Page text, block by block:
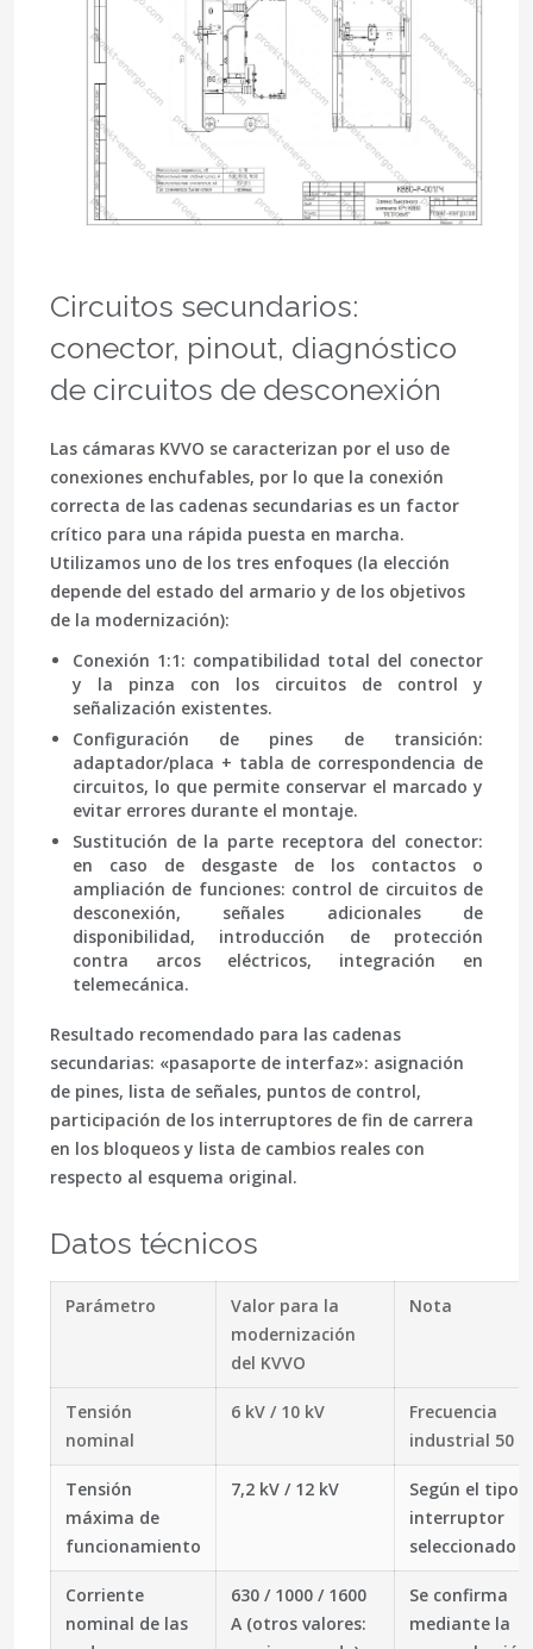
Circuitos secundarios:
conector, pinout, diagnóstico
de circuitos de desconexión
Las cámaras KVVO se caracterizan por el uso de
conexiones enchufables, por lo que la conexión
correcta de las cadenas secundarias es un factor
crítico para una rápida puesta en marcha.
Utilizamos uno de los tres enfoques (la elección
depende del estado del armario y de los objetivos
de la modernización):
Conexión 1:1: compatibilidad total del conector
y la pinza con los circuitos de control y
señalización existentes.
Configuración de pines de transición:
adaptador/placa + tabla de correspondencia de
circuitos, lo que permite conservar el marcado y
evitar errores durante el montaje.
Sustitución de la parte receptora del conector:
en caso de desgaste de los contactos o
ampliación de funciones: control de circuitos de
desconexión, señales adicionales de
disponibilidad, introducción de protección
contra arcos eléctricos, integración en
telemecánica.
Resultado recomendado para las cadenas
secundarias: «pasaporte de interfaz»: asignación
de pines, lista de señales, puntos de control,
participación de los interruptores de fin de carrera
en los bloqueos y lista de cambios reales con
respecto al esquema original.
Datos técnicos
Parámetro
Valor para la
modernización
del KVVO
Nota
Tensión
nominal
6 kV / 10 kV
Frecuencia
industrial 50
Tensión
máxima de
funcionamiento
7,2 kV / 12 kV
Según el tipo
interruptor
seleccionado
Corriente
nominal de las
630 / 1000 / 1600
A (otros valores:
Se confirma
mediante la